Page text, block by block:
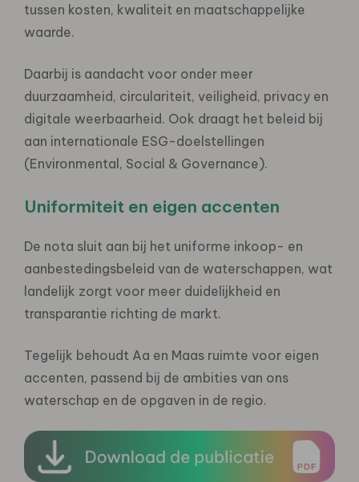
tussen kosten, kwaliteit en maatschappelijke
waarde.
Daarbij is aandacht voor onder meer
duurzaamheid, circulariteit, veiligheid, privacy en
digitale weerbaarheid. Ook draagt het beleid bij
aan internationale ESG-doelstellingen
(Environmental, Social & Governance).
Uniformiteit en eigen accenten
De nota sluit aan bij het uniforme inkoop- en
aanbestedingsbeleid van de waterschappen, wat
landelijk zorgt voor meer duidelijkheid en
transparantie richting de markt.
Tegelijk behoudt Aa en Maas ruimte voor eigen
accenten, passend bij de ambities van ons
waterschap en de opgaven in de regio.